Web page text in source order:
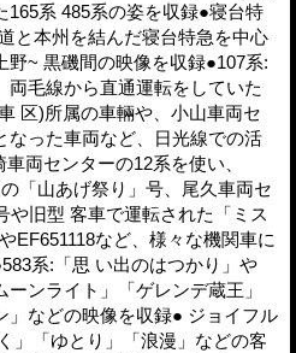
165系 485系の姿を収録●寝台特
と本州を結んだ寝台特急を中心
野~ 黒磯間の映像を収録●107系:
毛線から直通運転をしていた
区)所属の車輛や、小山車両セ
なった車両など、日光線での活
両センターの12系を使い、
「山あげ祭り」号、尾久車両セ
や旧型 客車で運転された「ミス
EF651118など、様々な機関車に
系:「思 い出のはつかり」や
ーンライト」「ゲレンデ蔵王」
」などの映像を収録● ジョイフル
」「ゆとり」「浪漫」などの客